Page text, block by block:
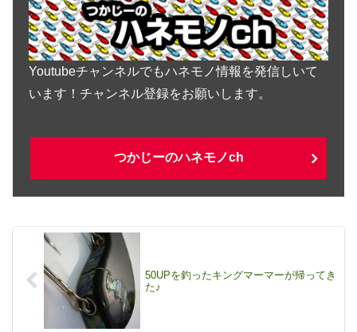
Youtubeチャンネルでもハネモノ情報を発信しいて
います！チャンネル登録をお願いします。
つかじーのハネモノch
50UPを釣ったキングマーマーが帰ってき
た♪